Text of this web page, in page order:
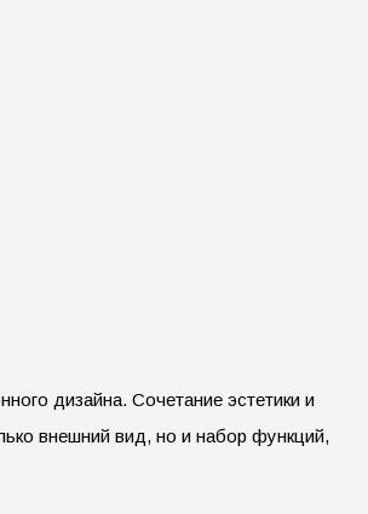
дизайна. Сочетание эстетики и
внешний вид, но и набор функций,